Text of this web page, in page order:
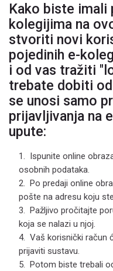
Kako biste imali
kolegijima na
stvoriti novi
pojedinih e-
i od vas tražiti
trebate dobiti
se unosi samo
prijavljivanja na
upute:
Ispunite online
osobnih podataka.
Po predaji online
pošte na adresu koju
Pažljivo pročitajte
koja se nalazi u njoj.
Vaš korisnički račun
prijaviti sustavu.
Potom biste trebali